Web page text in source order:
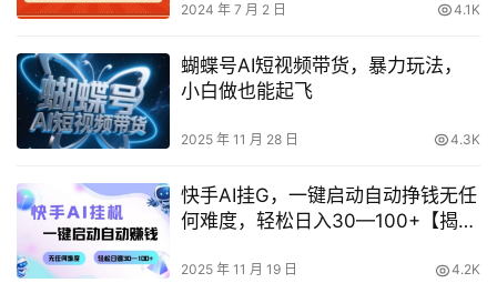
2024 年 7 月 2 日 4.1K
蝴蝶号AI短视频带货，暴力玩法，
小白做也能起飞
2025 年 11 月 28 日 4.3K
快手AI挂G，一键启动自动挣钱无任
何难度，轻松日入30—100+【揭
2025 年 11 月 19 日 4.2K